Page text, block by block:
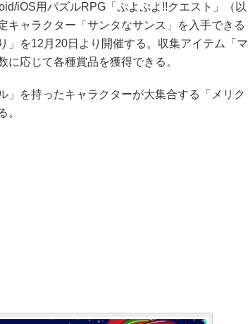
iOS用パズルRPG「ぷよぷよ!!クエスト」（以
キャラクター「サンタなサンス」を入手できる
」を12月20日より開催する。収集アイテム「マ
に応じて各種賞品を獲得できる。
」を持ったキャラクターが大集合する「メリク
。